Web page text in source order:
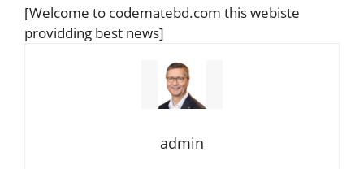
[Welcome to codematebd.com this webiste
providding best news]
admin